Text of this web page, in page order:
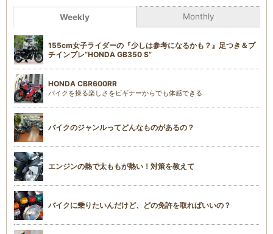
Weekly Monthly
155cm女子ライダーの『少しは参考になるかも？』足つき＆プ
チインプレ“HONDA GB350 S”
HONDA CBR600RR
バイクを操る楽しさをビギナーからでも体感できる
バイクのジャンルってどんなものがあるの？
エンジンの熱で太ももが熱い！対策を教えて
バイクに乗りたいんだけど、どの免許を取ればいいの？